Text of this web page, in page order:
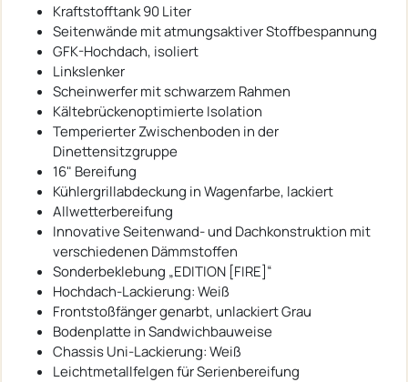
Kraftstofftank 90 Liter
Seitenwände mit atmungsaktiver Stoffbespannung
GFK-Hochdach, isoliert
Linkslenker
Scheinwerfer mit schwarzem Rahmen
Kältebrückenoptimierte Isolation
Temperierter Zwischenboden in der
Dinettensitzgruppe
16" Bereifung
Kühlergrillabdeckung in Wagenfarbe, lackiert
Allwetterbereifung
Innovative Seitenwand- und Dachkonstruktion mit
verschiedenen Dämmstoffen
Sonderbeklebung „EDITION [FIRE]“
Hochdach-Lackierung: Weiß
Frontstoßfänger genarbt, unlackiert Grau
Bodenplatte in Sandwichbauweise
Chassis Uni-Lackierung: Weiß
Leichtmetallfelgen für Serienbereifung